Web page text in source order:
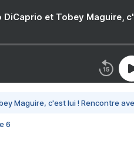
DiCaprio et Tobey Maguire,
Maguire, c'est lui ! Rencontre
6